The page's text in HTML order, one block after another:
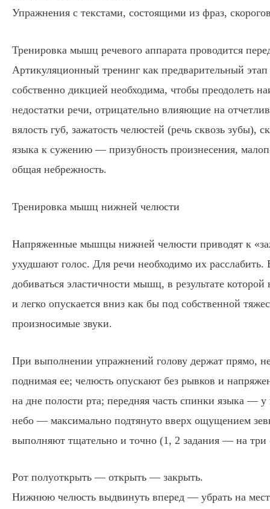
Упражнения с текстами, состоящими из фраз,
Тренировка мышц речевого аппарата проводится
Артикуляционный тренинг как предварительный этап
собственно дикцией необходима, чтобы преодолеть
недостатки речи, отрицательно влияющие на
вялость губ, зажатость челюстей (речь сквозь зубы),
языка к сужению — призубность произнесения,
общая небрежность.
Тренировка мышц нижней челюсти
Напряженные мышцы нижней челюсти приводят к
ухудшают голос. Для речи необходимо их расслабить.
добиваться эластичности мышц, в результате
и легко опускается вниз как бы под собственной
произносимые звуки.
При выполнении упражнений голову держат прямо,
поднимая ее; челюсть опускают без рывков и
на дне полости рта; передняя часть спинки языка —
небо — максимально подтянуто вверх ощущением
выполняют тщательно и точно (1, 2 задания — на три
Рот полуоткрыть — открыть — закрыть.
Нижнюю челюсть выдвинуть вперед — убрать на